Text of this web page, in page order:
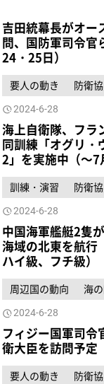
吉田統幕長がオー
問、国防軍司令官
24・25日）
要人の動き 防衛
2024-6-28
海上自衛隊、フラ
同訓練「オグリ・
2」を実施中（～7
訓練・演習 防衛
2024-6-28
中国海軍艦艇2隻
海域の北東を航行
ハイ級、フチ級）
周辺国の動向 海
2024-6-28
フィジー国軍司令
衛大臣を訪問予定
要人の動き 防衛